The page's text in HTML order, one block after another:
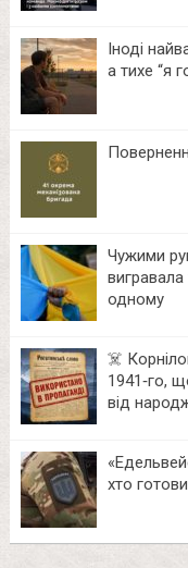
Іноді
а тихе “я
Чужими
одному
☠️
1941‑го,
від
хто